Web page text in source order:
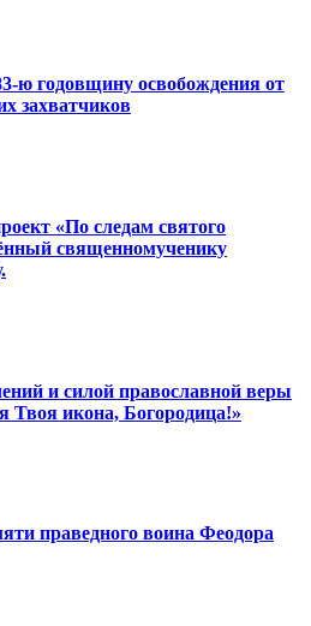
ю годовщину освобождения от
захватчиков
«По следам святого
священномученику
и силой православной веры
Твоя икона, Богородица!»
праведного воина Феодора